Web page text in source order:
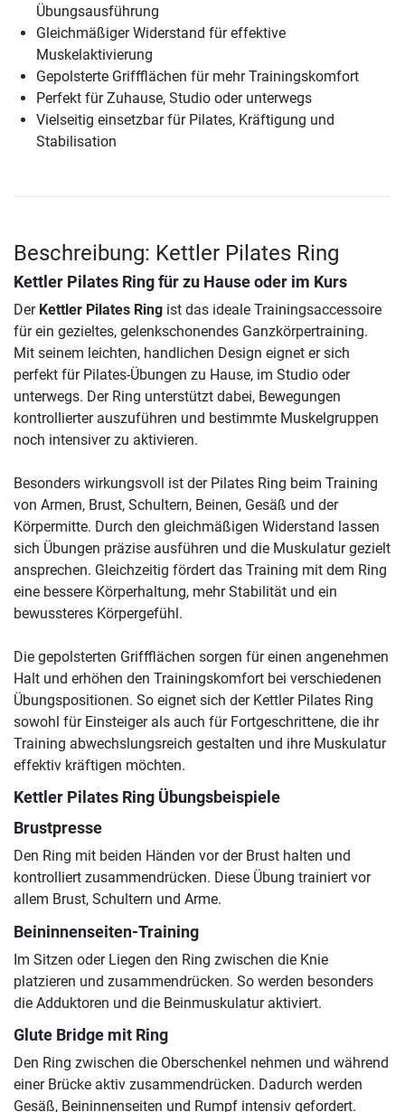
Übungsausführung
Gleichmäßiger Widerstand für effektive
Muskelaktivierung
Gepolsterte Griffflächen für mehr Trainingskomfort
Perfekt für Zuhause, Studio oder unterwegs
Vielseitig einsetzbar für Pilates, Kräftigung und
Stabilisation
Beschreibung: Kettler Pilates Ring
Kettler Pilates Ring für zu Hause oder im Kurs
Der Kettler Pilates Ring ist das ideale Trainingsaccessoire
für ein gezieltes, gelenkschonendes Ganzkörpertraining.
Mit seinem leichten, handlichen Design eignet er sich
perfekt für Pilates-Übungen zu Hause, im Studio oder
unterwegs. Der Ring unterstützt dabei, Bewegungen
kontrollierter auszuführen und bestimmte Muskelgruppen
noch intensiver zu aktivieren.
Besonders wirkungsvoll ist der Pilates Ring beim Training
von Armen, Brust, Schultern, Beinen, Gesäß und der
Körpermitte. Durch den gleichmäßigen Widerstand lassen
sich Übungen präzise ausführen und die Muskulatur gezielt
ansprechen. Gleichzeitig fördert das Training mit dem Ring
eine bessere Körperhaltung, mehr Stabilität und ein
bewussteres Körpergefühl.
Die gepolsterten Griffflächen sorgen für einen angenehmen
Halt und erhöhen den Trainingskomfort bei verschiedenen
Übungspositionen. So eignet sich der Kettler Pilates Ring
sowohl für Einsteiger als auch für Fortgeschrittene, die ihr
Training abwechslungsreich gestalten und ihre Muskulatur
effektiv kräftigen möchten.
Kettler Pilates Ring Übungsbeispiele
Brustpresse
Den Ring mit beiden Händen vor der Brust halten und
kontrolliert zusammendrücken. Diese Übung trainiert vor
allem Brust, Schultern und Arme.
Beininnenseiten-Training
Im Sitzen oder Liegen den Ring zwischen die Knie
platzieren und zusammendrücken. So werden besonders
die Adduktoren und die Beinmuskulatur aktiviert.
Glute Bridge mit Ring
Den Ring zwischen die Oberschenkel nehmen und während
einer Brücke aktiv zusammendrücken. Dadurch werden
Gesäß, Beininnenseiten und Rumpf intensiv gefordert.